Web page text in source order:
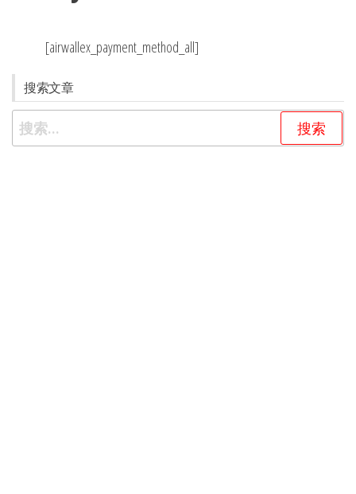
[airwallex_payment_method_all]
搜索文章